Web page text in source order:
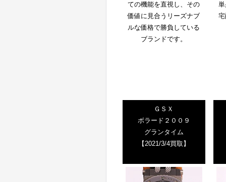
ての機能を直視し、その
価値に見合うリーズナブ
ルな価格で勝負している
ブランドです。
ＧＳＸ
ボラード２００９
グランタイム
【2021/3/4買取】